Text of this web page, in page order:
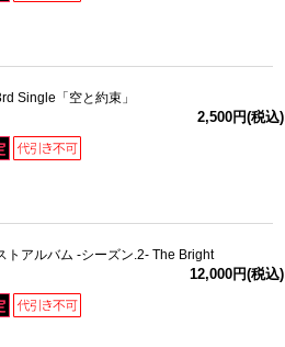
Single「空と約束」
2,500円(税込)
トアルバム -シーズン.2- The Bright
12,000円(税込)